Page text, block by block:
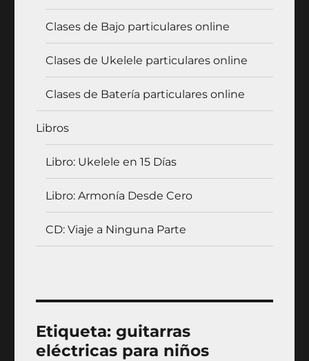
Clases de Bajo particulares online
Clases de Ukelele particulares online
Clases de Batería particulares online
Libros
Libro: Ukelele en 15 Días
Libro: Armonía Desde Cero
CD: Viaje a Ninguna Parte
Etiqueta:guitarras
eléctricas para niños